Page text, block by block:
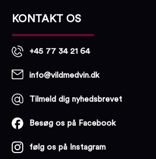
KONTAKT OS
+45 77 34 21 64
info@vildmedvin.dk
Tilmeld dig nyhedsbrevet
Besøg os på Facebook
følg os på Instagram